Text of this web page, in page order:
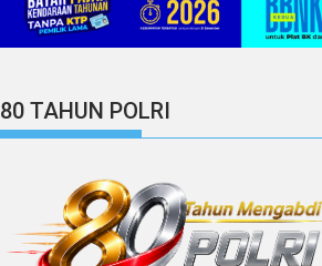
80 TAHUN POLRI